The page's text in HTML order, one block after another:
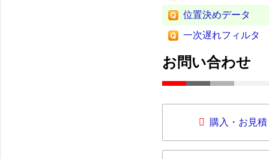
位置決めデータ
一次遅れフィルタ
お問い合わせ
購入・お見